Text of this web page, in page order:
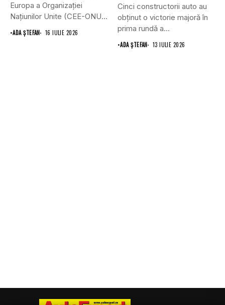
Europa a Organizației
Națiunilor Unite (CEE-ONU)
a adoptat primul...
•ADA ȘTEFAN 16 IULIE 2026
Cinci constructorii auto au
obținut o victorie majoră în
prima rundă a...
•ADA ȘTEFAN 13 IULIE 2026